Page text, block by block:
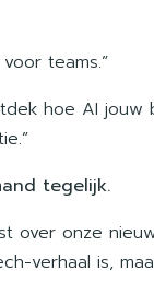
teams.”
hoe AI
tegelijk.
over onze
verhaal is,